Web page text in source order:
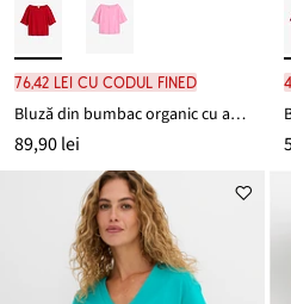
76,42 lei cu codul FINED
Bluză din bumbac organic cu aspect gofrat
89,90 lei